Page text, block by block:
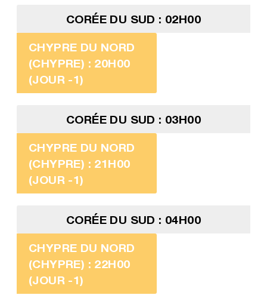
CORÉE DU SUD : 02H00
CHYPRE DU NORD
(CHYPRE) : 20H00
(JOUR -1)
CORÉE DU SUD : 03H00
CHYPRE DU NORD
(CHYPRE) : 21H00
(JOUR -1)
CORÉE DU SUD : 04H00
CHYPRE DU NORD
(CHYPRE) : 22H00
(JOUR -1)